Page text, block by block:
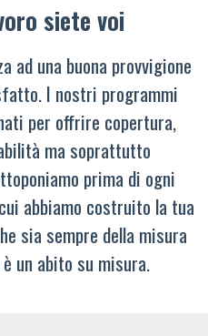
siete voi
ad una buona provvigione
I nostri programmi
per offrire copertura,
ma soprattutto
prima di ogni
abbiamo costruito la tua
sia sempre della misura
un abito su misura.